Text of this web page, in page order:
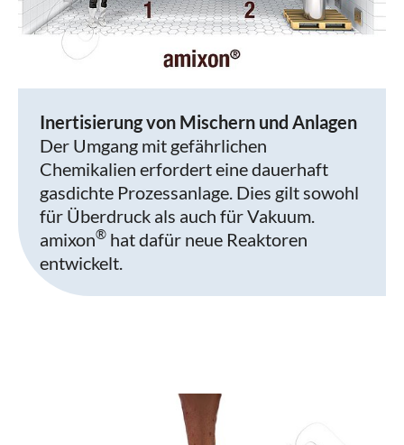
Inertisierung von Mischern und Anlagen
Der Umgang mit gefährlichen
Chemikalien erfordert eine dauerhaft
gasdichte Prozessanlage. Dies gilt sowohl
für Überdruck als auch für Vakuum.
amixon® hat dafür neue Reaktoren
entwickelt.